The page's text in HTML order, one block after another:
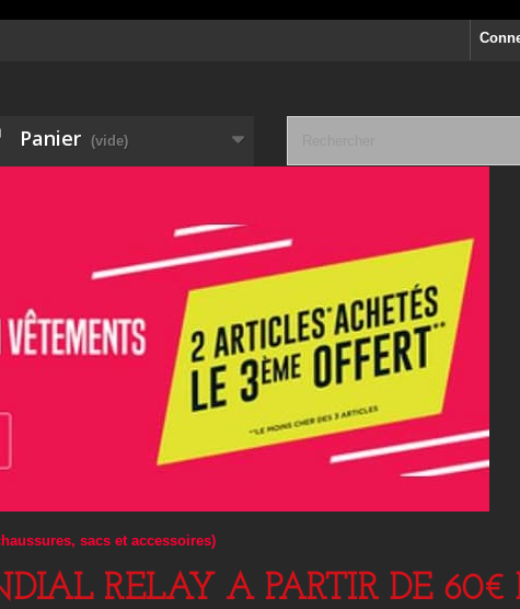
Panier (vide)
sacs et accessoires)
RELAY A PARTIR DE 60€